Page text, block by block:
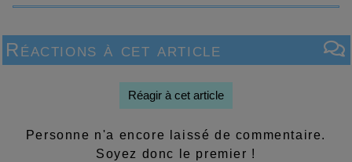
Réactions à cet article
Réagir à cet article
Personne n'a encore laissé de commentaire.
Soyez donc le premier !